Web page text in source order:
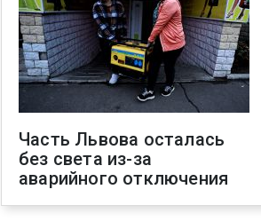
Часть Львова осталась
без света из-за
аварийного отключения